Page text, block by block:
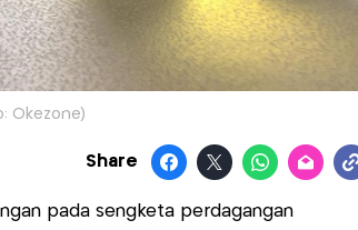
Okezone)
Share
pada sengketa perdagangan